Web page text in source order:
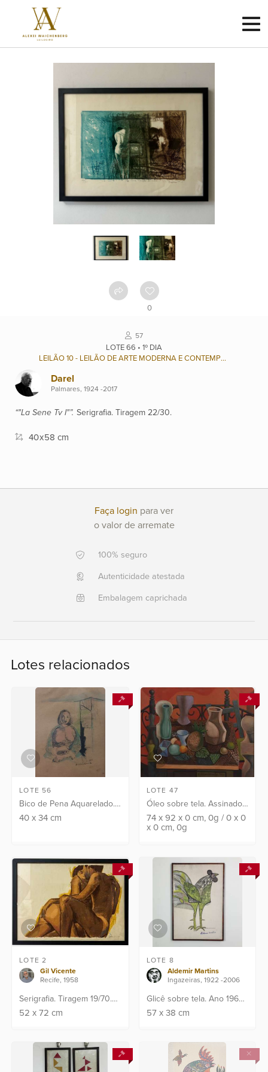
Faça
login
Home
Como
funciona
Contato
catálogo
Qualificações
Ajuda?
+5521
Fale
0
57
LOTE 66 • 1º DIA
LEILÃO 10 - LEILÃO DE ARTE MODERNA E CONTEMPORÂNEA BRASILEIRA
Darel
Palmares, 1924 -2017
“"La Sene Tv I"”. Serigrafia. Tiragem 22/30.
40x58 cm
Faça login para ver
o valor de arremate
100% seguro
Autenticidade atestada
Embalagem caprichada
Lotes relacionados
LOTE 56
Bico de Pena Aquarelado.
Ass: C.I.D. Pontos de fungo
40x 34cm
LOTE 47
Óleo sobre tela. Assinado
CID e verso e datado: 64.
Obra apresenta laudo de
74 x92 x0 cm, 0g /0 x0
x0 cm, 0g
LOTE 2
Gil Vicente
Recife, 1958
Serigrafia. Tiragem 19/70.
Assinado C.I.D
52x 72cm
LOTE 8
Aldemir Martins
Ingazeiras, 1922 -2006
Glicê sobre tela. Ano 1965.
Assinado C.I.D . Assinatura
57 x38 cm